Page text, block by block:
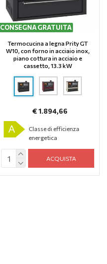
CONSEGNA GRATUITA
Termocucina a legna Prity GT
W10, con forno in acciaio inox,
piano cottura in acciaio e
cassetto, 13.3 kW
€ 1.894,66
A
Classe di efficienza
energetica
ACQUISTA